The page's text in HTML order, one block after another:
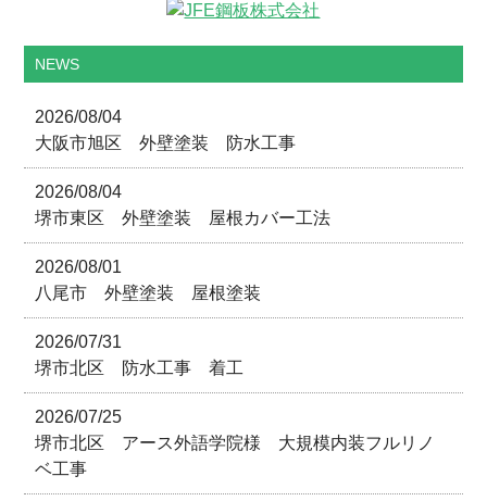
NEWS
2026/08/04
大阪市旭区 外壁塗装 防水工事
2026/08/04
堺市東区 外壁塗装 屋根カバー工法
2026/08/01
八尾市 外壁塗装 屋根塗装
2026/07/31
堺市北区 防水工事 着工
2026/07/25
堺市北区 アース外語学院様 大規模内装フルリノ
ベ工事